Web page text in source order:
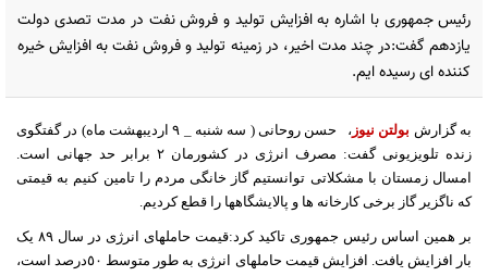
رئیس جمهوری با اشاره به افزایش تولید و فروش نفت در مدت تصدی دولت
یازدهم گفت:در چند مدت اخیر، در زمینه تولید و فروش نفت به افزایش خیره
کننده ای رسیده ایم.
به گزارش بولتن نیوز ،
حسن روحانی ( سه شنبه _ ٩ اردیبهشت ماه) در گفتگوی
زنده تلویزیونی گفت: مصرف انرژی در کشورمان ٢ برابر حد جهانی است.
امسال زمستان با مشکلاتی توانستیم گاز خانگی مردم را تامین کنیم به قیمتی
که ناگزیر گاز برخی کارخانه ها و پالایشگاهها را قطع کردیم.
بر همین اساس رئیس جمهوری تاکید کرد:قیمت حاملهای انرژی در سال ٨٩ یک
بار افزایش یافت. افزایش قیمت حاملهای انرژی به طور متوسط ٥٠درصد است،